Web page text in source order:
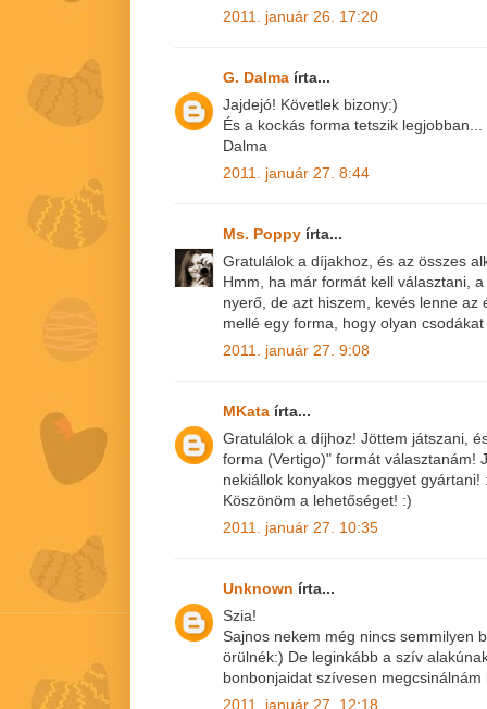
2011. január 26. 17:20
G. Dalma írta...
Jajdejó! Követlek bizony:)
És a kockás forma tetszik legjobban...
Dalma
2011. január 27. 8:44
Ms. Poppy írta...
Gratulálok a díjakhoz, és az összes
Hmm, ha már formát kell választani,
nyerő, de azt hiszem, kevés lenne az
mellé egy forma, hogy olyan
2011. január 27. 9:08
MKata írta...
Gratulálok a díjhoz! Jöttem játszani,
forma (Vertigo)" formát választanám!
nekiállok konyakos meggyet gyártani!
Köszönöm a lehetőséget! :)
2011. január 27. 10:35
Unknown írta...
Szia!
Sajnos nekem még nincs semmilyen
örülnék:) De leginkább a szív
bonbonjaidat szívesen megcsinálnám
2011. január 27. 12:18